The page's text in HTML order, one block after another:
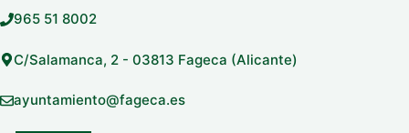
Saltar
contenido
965 51 8002
C/Salamanca, 2 - 03813 Fageca (Alicante)
ayuntamiento@fageca.es